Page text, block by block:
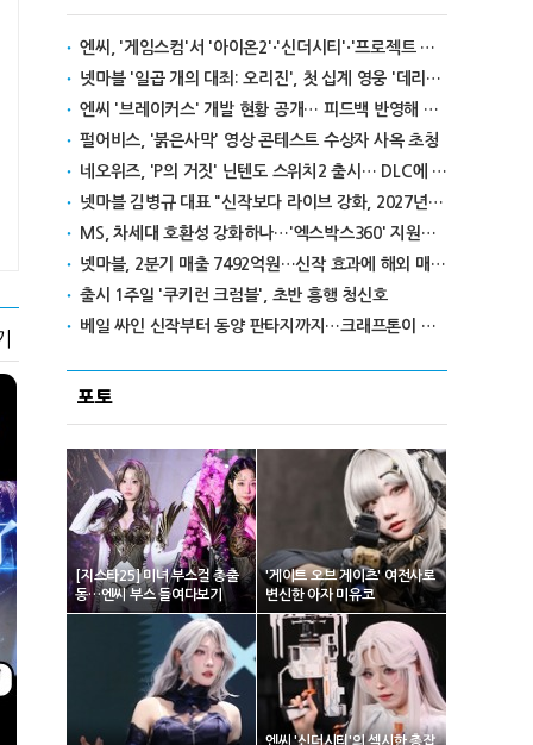
엔씨, '게임스컴'서 '아이온2'·'신더시티'·'프로젝트 본파이어' 공개
넷마블 '일곱 개의 대죄: 오리진', 첫 십계 영웅 '데리엘리' 추가
엔씨 '브레이커스' 개발 현황 공개… 피드백 반영해 전투·성장 시스템 손본다
펄어비스, '붉은사막' 영상 콘테스트 수상자 사옥 초청
네오위즈, 'P의 거짓' 닌텐도 스위치2 출시… DLC에 신규 난이도까지 적용
넷마블 김병규 대표 "신작보다 라이브 강화, 2027년 라인업은 추후 공개"
MS, 차세대 호환성 강화하나…'엑스박스360' 지원설 확산
넷마블, 2분기 매출 7492억원…신작 효과에 해외 매출 비중 증가
출시 1주일 '쿠키런 크럼블', 초반 흥행 청신호
베일 싸인 신작부터 동양 판타지까지…크래프톤이 쾰른서 선보일 5개의 세계
포토
[지스타25] 미녀 부스걸 총출
동…엔씨 부스 들여다보기
'게이트 오브 게이츠' 여전사로
변신한 아자 미유코
엔씨 '신더시티'의 섹시한 총잡